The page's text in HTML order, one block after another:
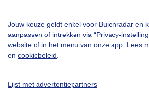
Jouw keuze geldt enkel voor Buienradar en
aanpassen of intrekken via “Privacy-
website of in het menu van onze app. Lees
en cookiebeleid
Lijst met advertentiepartners
Adverteren
Buienradar Team
Cookie beleid